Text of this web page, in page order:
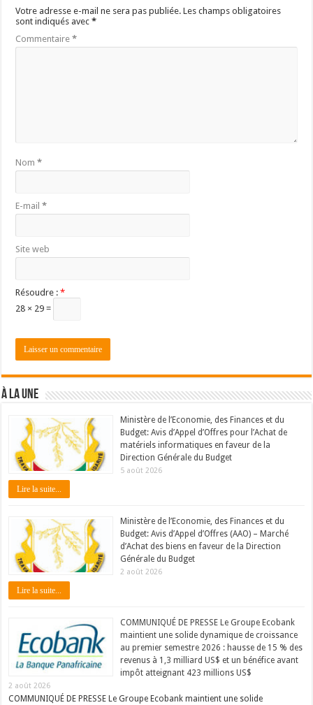
Votre adresse e-mail ne sera pas publiée. Les champs obligatoires
sont indiqués avec*
Commentaire*
Nom*
E-mail*
Site web
Résoudre :*
28 × 29 =
À LA UNE
Ministère de l’Economie, des Finances et du
Budget: Avis d’Appel d’Offres pour l’Achat de
matériels informatiques en faveur de la
Direction Générale du Budget
5 août 2026
Lire la suite...
Ministère de l’Economie, des Finances et du
Budget: Avis d’Appel d’Offres (AAO) – Marché
d’Achat des biens en faveur de la Direction
Générale du Budget
2 août 2026
Lire la suite...
COMMUNIQUÉ DE PRESSE Le Groupe Ecobank
maintient une solide dynamique de croissance
au premier semestre 2026 : hausse de 15 % des
revenus à 1,3 milliard US$ et un bénéfice avant
impôt atteignant 423 millions US$
2 août 2026
COMMUNIQUÉ DE PRESSE Le Groupe Ecobank maintient une solide